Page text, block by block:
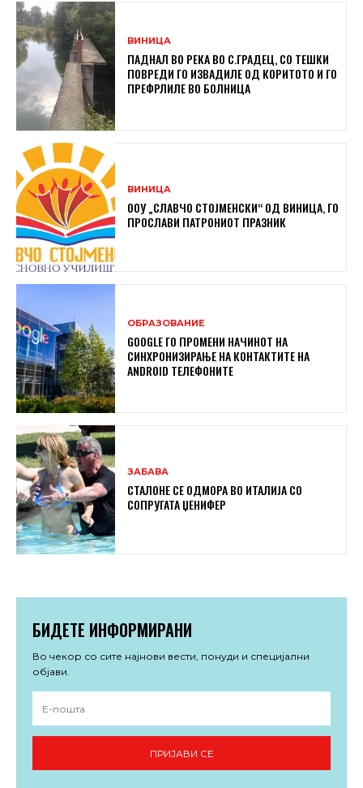
ВИНИЦА
ПАДНАЛ ВО РЕКА ВО С.ГРАДЕЦ, СО ТЕШКИ
ПОВРЕДИ ГО ИЗВАДИЛЕ ОД КОРИТОТО И ГО
ПРЕФРЛИЛЕ ВО БОЛНИЦА
ВИНИЦА
ООУ „СЛАВЧО СТОЈМЕНСКИ“ ОД ВИНИЦА, ГО
ПРОСЛАВИ ПАТРОНИОТ ПРАЗНИК
ОБРАЗОВАНИЕ
GOOGLE ГО ПРОМЕНИ НАЧИНОТ НА
СИНХРОНИЗИРАЊЕ НА КОНТАКТИТЕ НА
ANDROID ТЕЛЕФОНИТЕ
ЗАБАВА
СТАЛОНЕ СЕ ОДМОРА ВО ИТАЛИЈА СО
СОПРУГАТА ЏЕНИФЕР
БИДЕТЕ ИНФОРМИРАНИ
Во чекор со сите најнови вести, понуди и специјални
објави.
ПРИЈАВИ СЕ